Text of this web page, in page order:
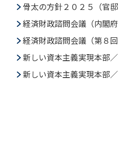
骨太の方針２０２５（官邸
経済財政諮問会議（内閣府
経済財政諮問会議（第８
新しい資本主義実現本部
新しい資本主義実現本部